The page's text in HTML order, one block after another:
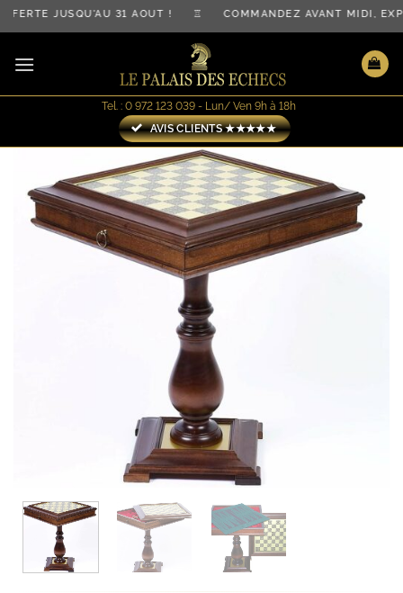
Passer
au
contenu
JUSQU'AU 31 AOÛT ! ♖ COMMANDEZ AVANT MIDI,
Tel. : 0 972 123 039 - Lun/ Ven 9h à 18h
AVIS CLIENTS ★★★★★